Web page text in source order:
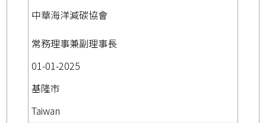
中華海洋減碳協會
常務理事兼副理事長
01-01-2025
基隆市
Taiwan